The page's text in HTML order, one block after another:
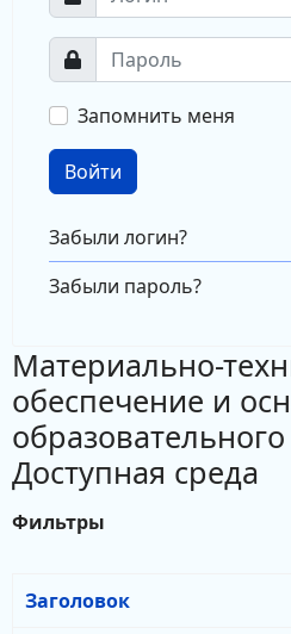
Запомнить меня
Войти
Забыли логин?
Забыли пароль?
Материально-
обеспечение и
Доступная среда
Фильтры
Заголовок